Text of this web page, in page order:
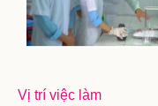
Vị trí việc làm